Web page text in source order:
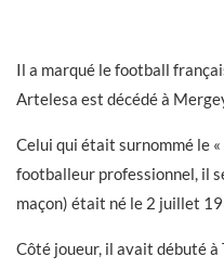
Il a marqué le football
Artelesa est décédé à
Celui qui était surnommé le
footballeur professionnel, il
maçon) était né le 2 juillet
Côté joueur, il avait débuté à